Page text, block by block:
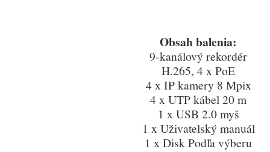
Obsah balenia:
9-kanálový rekordér
H.265, 4 x PoE
4 x IP kamery 8 Mpix
4 x UTP kábel 20 m
1 x USB 2.0 myš
1 x Uživatelský manuál
1 x Disk Podľa výberu